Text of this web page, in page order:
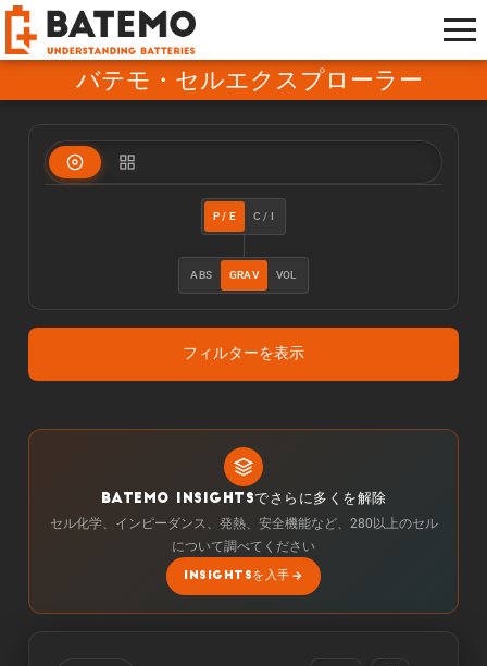
バテモ・セルエクスプローラー
P / E C / I
ABS GRAV VOL
フィルターを表示
BATEMO INSIGHTSでさらに多くを解除
セル化学、インピーダンス、発熱、安全機能など、280以上のセル
について調べてください
INSIGHTSを入手